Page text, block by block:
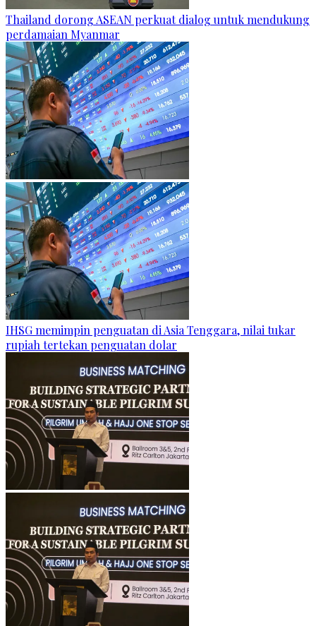
Thailand dorong ASEAN perkuat dialog untuk mendukung
perdamaian Myanmar
IHSG memimpin penguatan di Asia Tenggara, nilai tukar
rupiah tertekan penguatan dolar